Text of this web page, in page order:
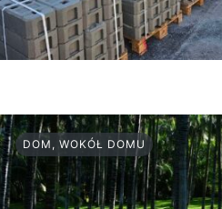
DOM, WOKÓŁ DOMU